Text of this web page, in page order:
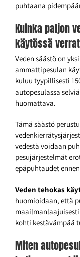
puhtaana
Kuinka paljon
käytössä
Veden säästö on
ammattipesulan
kuluu tyypillisesti
autopesulassa
huomattava.
Tämä säästö
vedestä voidaan
pesujärjestelmät
epäpuhtaudet
Veden tehokas
huomioidaan, että
kohti kestävämpää
Miten